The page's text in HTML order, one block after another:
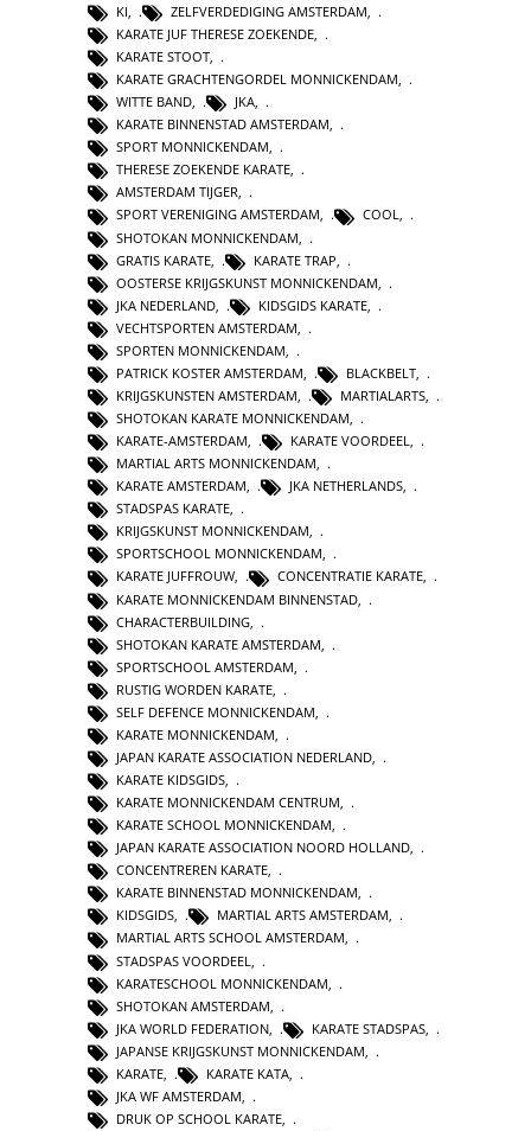
KI ZELFVERDEDIGING AMSTERDAM
KARATE JUF THERESE ZOEKENDE
KARATE STOOT,
KARATE GRACHTENGORDEL MONNICKENDAM,
WITTE BAND, JKA,
KARATE BINNENSTAD AMSTERDAM,
SPORT MONNICKENDAM,
THERESE ZOEKENDE KARATE,
AMSTERDAM TIJGER,
SPORT VERENIGING AMSTERDAM, COOL,
SHOTOKAN MONNICKENDAM
GRATIS KARATE
KARATE TRAP
OOSTERSE KRIJGSKUNST MONNICKENDAM
JKA NEDERLAND
KIDSGIDS KARATE
VECHTSPORTEN AMSTERDAM
SPORTEN MONNICKENDAM
PATRICK KOSTER AMSTERDAM
BLACKBELT
KRIJGSKUNSTEN AMSTERDAM
MARTIALARTS
SHOTOKAN KARATE MONNICKENDAM,
KARATE-AMSTERDAM, KARATE VOORDEEL,
MARTIAL ARTS MONNICKENDAM,
KARATE AMSTERDAM, JKA NETHERLANDS,
STADSPAS KARATE,
KRIJGSKUNST MONNICKENDAM,
SPORTSCHOOL MONNICKENDAM,
KARATE JUFFROUW, CONCENTRATIE KARATE,
KARATE MONNICKENDAM BINNENSTAD
CHARACTERBUILDING
SHOTOKAN KARATE AMSTERDAM
SPORTSCHOOL AMSTERDAM
RUSTIG WORDEN KARATE
SELF DEFENCE MONNICKENDAM
KARATE MONNICKENDAM
JAPAN KARATE ASSOCIATION NEDERLAND
KARATE KIDSGIDS,
KARATE MONNICKENDAM CENTRUM,
KARATE SCHOOL MONNICKENDAM,
JAPAN KARATE ASSOCIATION NOORD HOLLAND,
CONCENTREREN KARATE,
KARATE BINNENSTAD MONNICKENDAM,
KIDSGIDS, MARTIAL ARTS AMSTERDAM,
MARTIAL ARTS SCHOOL AMSTERDAM,
STADSPAS VOORDEEL
KARATESCHOOL MONNICKENDAM
SHOTOKAN AMSTERDAM
JKA WORLD FEDERATION
KARATE STADSPAS
JAPANSE KRIJGSKUNST MONNICKENDAM
KARATE
KARATE KATA
JKA WF AMSTERDAM
DRUK OP SCHOOL KARATE